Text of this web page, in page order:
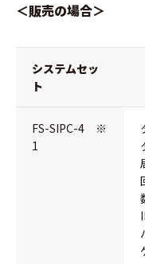
＜販売の場合＞
システムセッ
ト
FS-SIPC-4 ※
1